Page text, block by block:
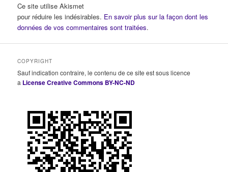
Ce site utilise Akismet
pour réduire les indésirables. En savoir plus sur la façon dont les
données de vos commentaires sont traitées.
COPYRIGHT
Sauf indication contraire, le contenu de ce site est sous licence
a License Creative Commons BY-NC-ND